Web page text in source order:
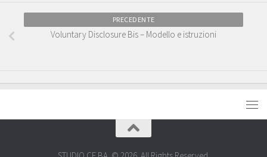
PRECEDENTE
Voluntary Disclosure Bis – Modello e istruzioni